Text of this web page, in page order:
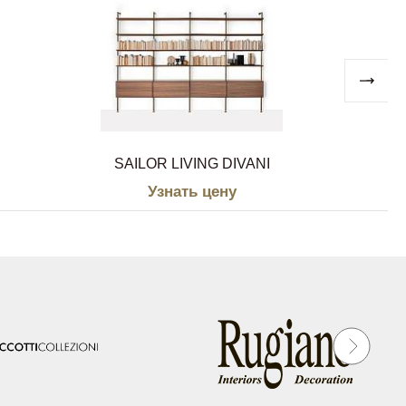
SAILOR LIVING DIVANI
Узнать цену